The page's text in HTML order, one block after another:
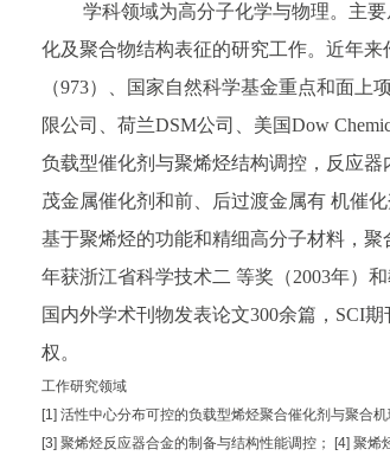
学科领域为高分子化学与物理。主
化及聚合物结构表征的研究工作。近年
（973）、国家自然科学基金重点和面上
限公司、荷兰DSM公司、美国Dow
负载型催化剂与聚烯烃结构调控，反应
茂金属催化剂和前、后过渡金属有 机催
基于聚烯烃的功能和精细高分子材料，
年获浙江省科学技术二 等奖（2003年）
国内外学术刊物发表论文300余篇，SCI
权。
工作研究领域
[1] 活性中心分布可控的负载型烯烃聚合催化剂与聚合
[3] 聚烯烃反应器合金的制备与结构性能调控； [4] 聚